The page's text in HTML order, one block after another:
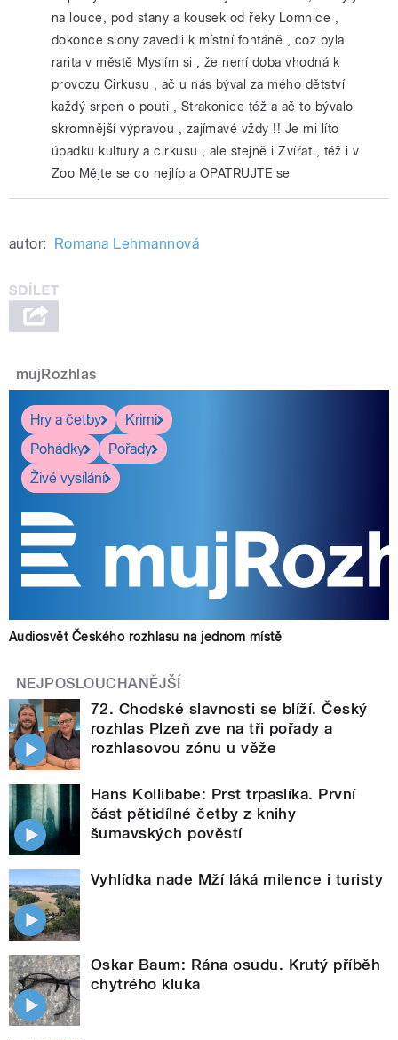
na louce, pod stany a kousek od řeky Lomnice ,
dokonce slony zavedli k místní fontáně , coz byla
rarita v městě Myslím si , že není doba vhodná k
provozu Cirkusu , ač u nás býval za mého dětství
každý srpen o pouti , Strakonice též a ač to bývalo
skromnější výpravou , zajímavé vždy !! Je mi líto
úpadku kultury a cirkusu , ale stejně i Zvířat , též i v
Zoo Mějte se co nejlíp a OPATRUJTE se
autor: Romana Lehmannová
mujRozhlas
Hry a četby
Krimi
Pohádky
Pořady
Živé vysílání
Audiosvět Českého rozhlasu na jednom místě
NEJPOSLOUCHANĚJŠÍ
72. Chodské slavnosti se blíží. Český
rozhlas Plzeň zve na tři pořady a
rozhlasovou zónu u věže
Hans Kollibabe: Prst trpaslíka. První
část pětidílné četby z knihy
šumavských pověstí
Vyhlídka nade Mží láká milence i turisty
Oskar Baum: Rána osudu. Krutý příběh
chytrého kluka